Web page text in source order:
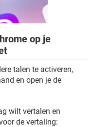
op je
talen te activeren,
en open je de
wilt vertalen en
de vertaling: